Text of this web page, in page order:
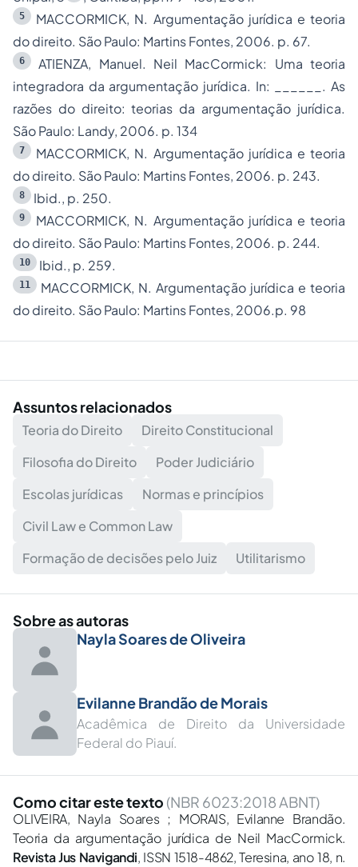
5
MACCORMICK, N. Argumentação jurídica e teoria
do direito. São Paulo: Martins Fontes, 2006. p. 67.
6
ATIENZA, Manuel. Neil MacCormick: Uma teoria
integradora da argumentação jurídica. In: ______. As
razões do direito: teorias da argumentação jurídica.
São Paulo: Landy, 2006. p. 134
7
MACCORMICK, N. Argumentação jurídica e teoria
do direito. São Paulo: Martins Fontes, 2006. p. 243.
8 Ibid., p. 250.
9
MACCORMICK, N. Argumentação jurídica e teoria
do direito. São Paulo: Martins Fontes, 2006. p. 244.
10 Ibid., p. 259.
11
MACCORMICK, N. Argumentação jurídica e teoria
do direito. São Paulo: Martins Fontes, 2006.p. 98
Assuntos relacionados
Teoria do Direito
Direito Constitucional
Filosofia do Direito
Poder Judiciário
Escolas jurídicas
Normas e princípios
Civil Law e Common Law
Formação de decisões pelo Juiz
Utilitarismo
Sobre as autoras
Nayla Soares de Oliveira
Evilanne Brandão de Morais
Acadêmica de Direito da Universidade
Federal do Piauí.
Como citar este texto (NBR 6023:2018 ABNT)
OLIVEIRA, Nayla Soares ; MORAIS, Evilanne Brandão.
Teoria da argumentação jurídica de Neil MacCormick.
Revista Jus Navigandi, ISSN 1518-4862, Teresina, ano 18, n.